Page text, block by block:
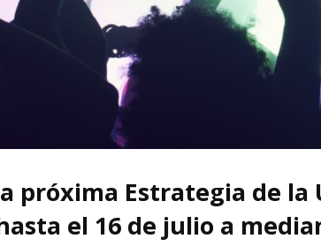
próxima Estrategia de
el 16 de julio a